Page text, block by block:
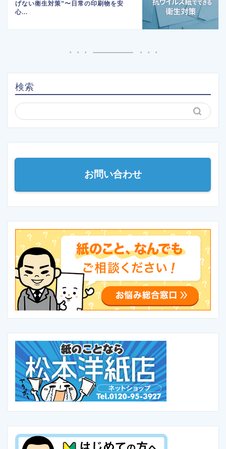
げない衛生対策”〜日常の印刷物を安
心...
検索
お問い合わせ